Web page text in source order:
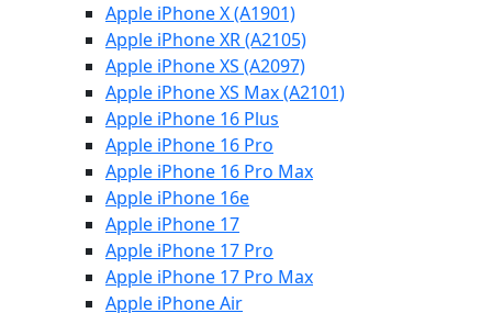
Apple iPhone X (A1901)
Apple iPhone XR (A2105)
Apple iPhone XS (A2097)
Apple iPhone XS Max (A2101)
Apple iPhone 16 Plus
Apple iPhone 16 Pro
Apple iPhone 16 Pro Max
Apple iPhone 16e
Apple iPhone 17
Apple iPhone 17 Pro
Apple iPhone 17 Pro Max
Apple iPhone Air